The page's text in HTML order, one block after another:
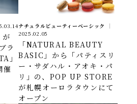
ラ
」
催
ナチュラルビューティーベーシック
2025.02.05
「NATURAL BEAUTY
BASIC」から「パティスリ
ー・サダハル・アオキ・パ
リ」の、POP UP STORE
が札幌オーロラタウンにて
オープン